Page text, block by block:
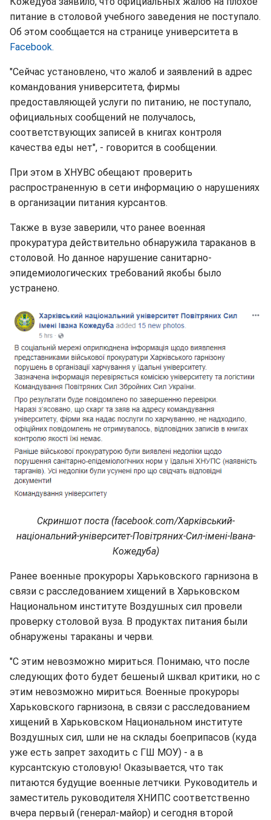
питание в столовой учебного заведения не поступало.
Об этом сообщается на странице университета в
Facebook.
"Сейчас установлено, что жалоб и заявлений в адрес
командования университета, фирмы
предоставляющей услуги по питанию, не поступало,
официальных сообщений не получалось,
соответствующих записей в книгах контроля
качества еды нет", - говорится в сообщении.
При этом в ХНУВС обещают проверить
распространенную в сети информацию о нарушениях
в организации питания курсантов.
Также в вузе заверили, что ранее военная
прокуратура действительно обнаружила тараканов в
столовой. Но данное нарушение санитарно-
эпидемиологических требований якобы было
устранено.
Скриншот поста (facebook.com/Харківський-
національний-університет-Повітряних-Сил-імені-Івана-
Кожедуба)
Ранее военные прокуроры Харьковского гарнизона в
связи с расследованием хищений в Харьковском
Национальном институте Воздушных сил провели
проверку столовой вуза. В продуктах питания были
обнаружены тараканы и черви.
"С этим невозможно мириться. Понимаю, что после
следующих фото будет бешеный шквал критики, но с
этим невозможно мириться. Военные прокуроры
Харьковского гарнизона, в связи с расследованием
хищений в Харьковском Национальном институте
Воздушных сил, шли не на склады боеприпасов (куда
уже есть запрет заходить с ГШ МОУ) - а в
курсантскую столовую! Оказывается, что так
питаются будущие военные летчики. Руководитель и
заместитель руководителя ХНИПС соответственно
вчера первый (генерал-майор) и сегодня второй